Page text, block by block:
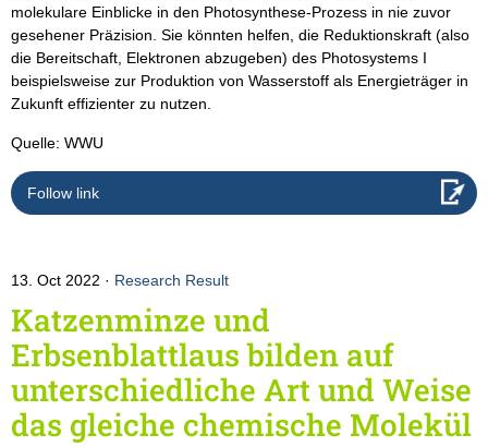
molekulare Einblicke in den Photosynthese-Prozess in nie zuvor
gesehener Präzision. Sie könnten helfen, die Reduktionskraft (also
die Bereitschaft, Elektronen abzugeben) des Photosystems I
beispielsweise zur Produktion von Wasserstoff als Energieträger in
Zukunft effizienter zu nutzen.
Quelle: WWU
Follow link
13. Oct 2022 Research Result
Katzenminze und
Erbsenblattlaus bilden auf
unterschiedliche Art und Weise
das gleiche chemische Molekül